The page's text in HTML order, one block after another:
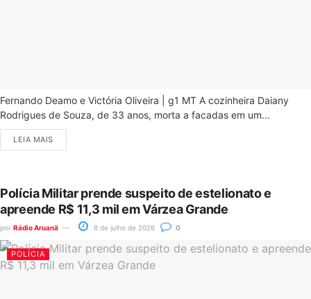
Fernando Deamo e Victória Oliveira | g1 MT A cozinheira Daiany
Rodrigues de Souza, de 33 anos, morta a facadas em um...
LEIA MAIS
Polícia Militar prende suspeito de estelionato e
apreende R$ 11,3 mil em Várzea Grande
por Rádio Aruanã 8 de julho de 2026 0
POLÍCIA